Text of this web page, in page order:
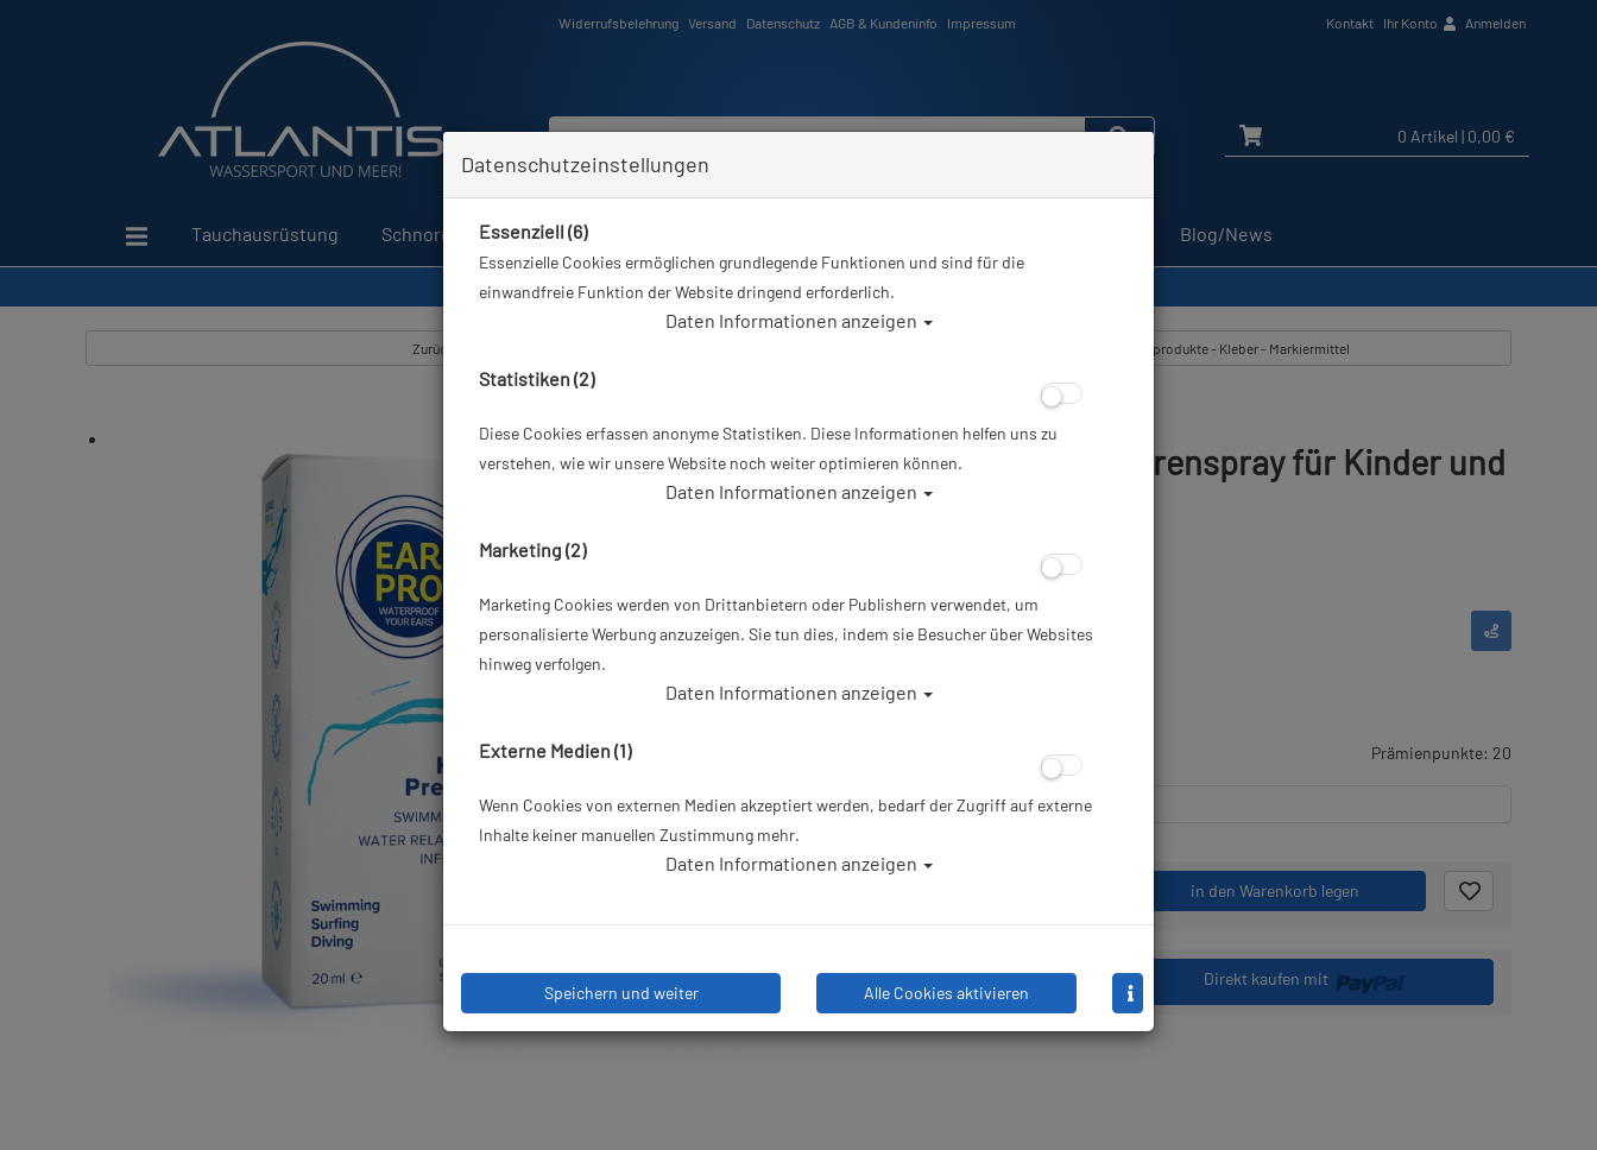
Widerrufsbelehrung Versand Datenschutz AGB & Kundeninfo Impressum Kontakt Ihr Konto Anmelden
0 Artikel | 0,00 €
Tauchausrüstung Schnorcheln Schwimmen Blog/News
Sie sind hier Tauchausrüstung Ear Pro natürliches Ohrenspray für Kinder und Erwachsene
Zurück Alle Artikel zeigen aus: Pflegeprodukte - Kleber - Markiermittel
Ear Pro natürliches Ohrenspray für Kinder und
Erwachsene
19,95 €*
Herstellerpreis: 19,95 €
Lieferbar in 1-3 Werktagen: lagernd Prämienpunkte: 20
in den Warenkorb legen
Direkt kaufen mit
Datenschutzeinstellungen
Essenziell (6)
Essenzielle Cookies ermöglichen grundlegende Funktionen und sind für die
einwandfreie Funktion der Website dringend erforderlich.
Daten Informationen anzeigen
Statistiken (2)
Diese Cookies erfassen anonyme Statistiken. Diese Informationen helfen uns zu
verstehen, wie wir unsere Website noch weiter optimieren können.
Daten Informationen anzeigen
Marketing (2)
Marketing Cookies werden von Drittanbietern oder Publishern verwendet, um
personalisierte Werbung anzuzeigen. Sie tun dies, indem sie Besucher über Websites
hinweg verfolgen.
Daten Informationen anzeigen
Externe Medien (1)
Wenn Cookies von externen Medien akzeptiert werden, bedarf der Zugriff auf externe
Inhalte keiner manuellen Zustimmung mehr.
Daten Informationen anzeigen
Speichern und weiter Alle Cookies aktivieren